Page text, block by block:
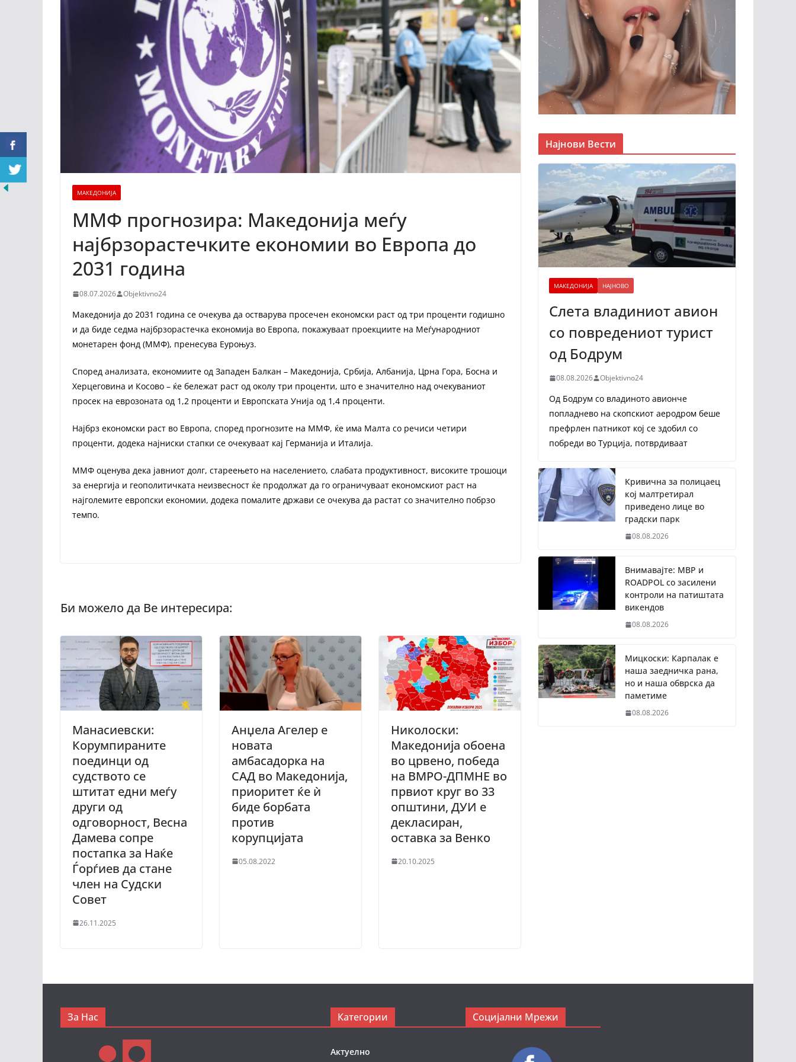
МАКЕДОНИЈА
ММФ прогнозира: Македонија меѓу
најбрзорастечките економии во Европа до
2031 година
08.07.2026 Objektivno24
Македонија до 2031 година се очекува да остварува просечен економски раст од три проценти годишно
и да биде седма најбрзорастечка економија во Европа, покажуваат проекциите на Меѓународниот
монетарен фонд (ММФ), пренесува Еуроњуз.
Според анализата, економиите од Западен Балкан – Македонија, Србија, Албанија, Црна Гора, Босна и
Херцеговина и Косово – ќе бележат раст од околу три проценти, што е значително над очекуваниот
просек на еврозоната од 1,2 проценти и Европската Унија од 1,4 проценти.
Најбрз економски раст во Европа, според прогнозите на ММФ, ќе има Малта со речиси четири
проценти, додека најниски стапки се очекуваат кај Германија и Италија.
ММФ оценува дека јавниот долг, стареењето на населението, слабата продуктивност, високите трошоци
за енергија и геополитичката неизвесност ќе продолжат да го ограничуваат економскиот раст на
најголемите европски економии, додека помалите држави се очекува да растат со значително побрзо
темпо.
Манасиевски:
Корумпираните
поединци од
судството се
штитат едни меѓу
други од
одговорност, Весна
Дамева сопре
постапка за Наќе
Ѓорѓиев да стане
член на Судски
Совет
26.11.2025
Анџела Агелер е
новата
амбасадорка на
САД во Македонија,
приоритет ќе ѝ
биде борбата
против
корупцијата
05.08.2022
Николоски:
Македонија обоена
во црвено, победа
на ВМРО-ДПМНЕ во
првиот круг во 33
општини, ДУИ е
декласиран,
оставка за Венко
20.10.2025
Најнови Вести
МАКЕДОНИЈА НАЈНОВО
Слета владиниот авион
со повредениот турист
од Бодрум
08.08.2026 Objektivno24
Од Бодрум со владиното авионче
попладнево на скопскиот аеродром беше
префрлен патникот кој се здобил со
побреди во Турција, потврдиваат
Кривична за полицаец
кој малтретирал
приведено лице во
градски парк
08.08.2026
Внимавајте: МВР и
ROADPOL со засилени
контроли на патиштата
викендов
08.08.2026
Мицкоски: Карпалак е
наша заедничка рана,
но и наша обврска да
паметиме
08.08.2026
За Нас Категории
Актуелно
Социјални Мрежи